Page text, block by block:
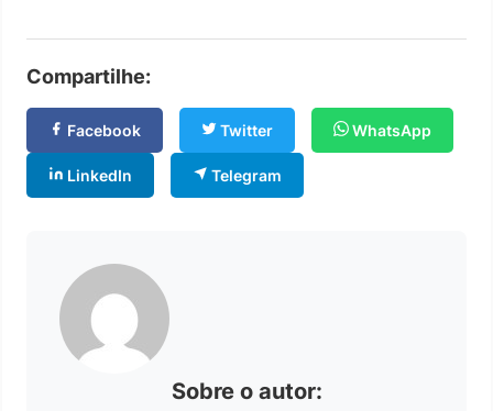
Compartilhe:
Facebook Twitter WhatsApp
LinkedIn Telegram
Sobre o autor: